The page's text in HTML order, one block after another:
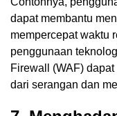
dapat membantu
mempercepat waktu
penggunaan
Firewall (WAF)
dari serangan dan